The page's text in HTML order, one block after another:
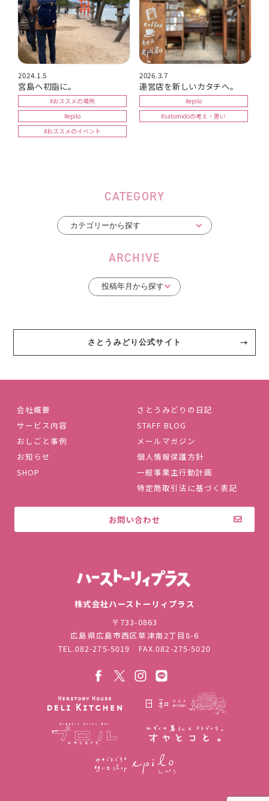
2024.1.5
宮島へ初詣に。
#おススメの場所
#epilo
#おススメのイベント
2026.3.7
運営店を新しいカタチへ。
#epilo
#satomidoの考え・思い
CATEGORY
ARCHIVE
さとうみどり公式サイト
会社概要
サービス内容
おしごと事例
お知らせ
SHOP
さとうみどりの日記
STAFF BLOG
メールマガジン
個人情報保護方針
一般事業主行動計画
特定商取引法に基づく表記
お問い合わせ
株式会社ハーストーリィプラス
〒733-0863
広島県広島市西区草津南2丁目8-6
TEL.082-275-5019 FAX.082-275-5020